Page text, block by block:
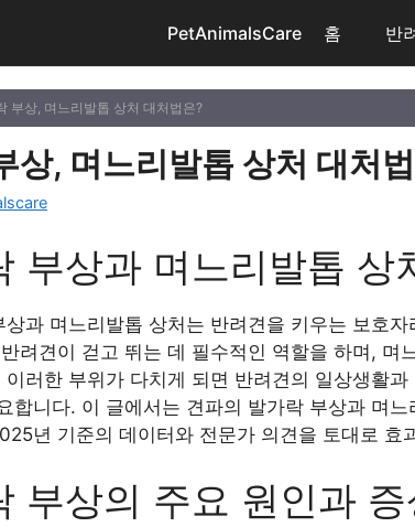
PetAnimalsCare 홈 반
부상, 며느리발톱 상처 대처법은?
상, 며느리발톱 상처 대처
부상과 며느리발톱 상
과 며느리발톱 상처는 반려견을 키우는 보호
려견이 걷고 뛰는 데 필수적인 역할을 하며, 며
러한 부위가 다치게 되면 반려견의 일상생활
합니다. 이 글에서는 견파의 발가락 부상과 며
년 기준의 데이터와 전문가 의견을 토대로 효
부상의 주요 원인과